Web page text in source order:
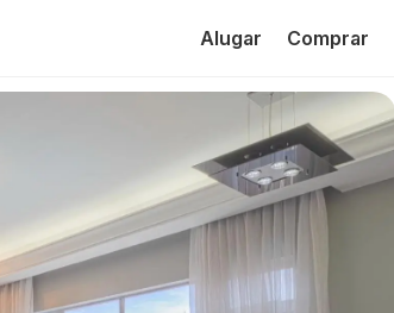
Alugar Comprar